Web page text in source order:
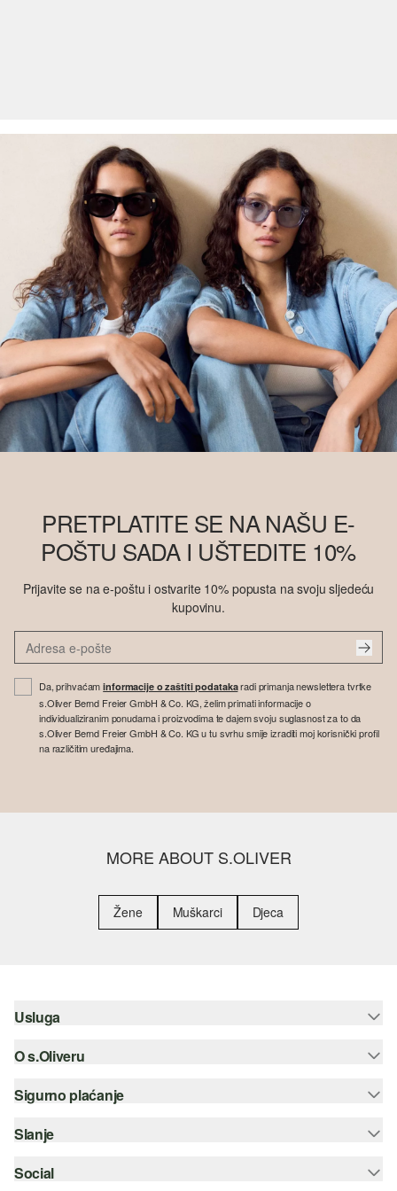
PRETPLATITE SE NA NAŠU E-
POŠTU SADA I UŠTEDITE 10%
Prijavite se na e-poštu i ostvarite 10% popusta na svoju sljedeću
kupovinu.
Da, prihvaćaminformacije o zaštiti podatakaradi primanja newslettera tvrtke
s.Oliver Bernd Freier GmbH & Co. KG, želim primati informacije o
individualiziranim ponudama i proizvodima te dajem svoju suglasnost za to da
s.Oliver Bernd Freier GmbH & Co. KG u tu svrhu smije izraditi moj korisnički profil
na različitim uređajima.
MORE ABOUT S.OLIVER
Žene Muškarci Djeca
Usluga
Pomoć i česta pitanja
Savjetovanje o veličinama
Odjeća
O s.Oliveru
Newsletter
Sigurno plaćanje
Kreditna kartica
Slanje
Hrvatska pošta
Social